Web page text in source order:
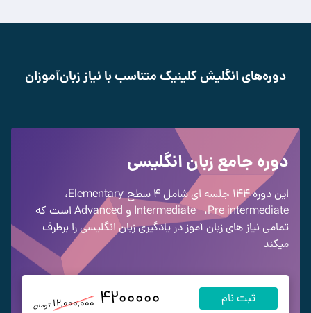
دوره‌های انگلیش کلینیک متناسب با نیاز زبان‌آموزان
دوره جامع زبان انگلیسی
این دوره 144 جلسه ای شامل 4 سطح Elementary،
Pre intermediate، Intermediate و Advanced
است که
تمامی نیاز های زبان آموز در یادگیری زبان انگلیسی را برطرف
میکند
ثبت نام 4200000
12,000,000 تومان